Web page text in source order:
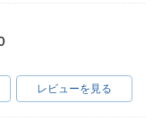
レビューを見る